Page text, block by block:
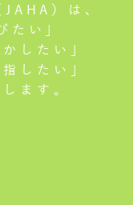
）は、
たい」
したい」
したい」
ます。